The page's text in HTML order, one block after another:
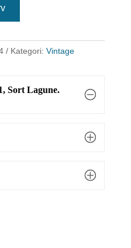
Kategori: Vintage
Sort Lagune.